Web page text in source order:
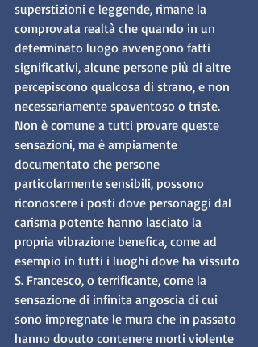
superstizioni e leggende, rimane la
comprovata realtà che quando in un
determinato luogo avvengono fatti
significativi, alcune persone più di altre
percepiscono qualcosa di strano, e non
necessariamente spaventoso o triste.
Non è comune a tutti provare queste
sensazioni, ma è ampiamente
documentato che persone
particolarmente sensibili, possono
riconoscere i posti dove personaggi dal
carisma potente hanno lasciato la
propria vibrazione benefica, come ad
esempio in tutti i luoghi dove ha vissuto
S. Francesco, o terrificante, come la
sensazione di infinita angoscia di cui
sono impregnate le mura che in passato
hanno dovuto contenere morti violente